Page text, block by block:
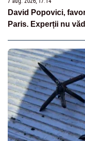
David Popovici,
Paris. Experții nu